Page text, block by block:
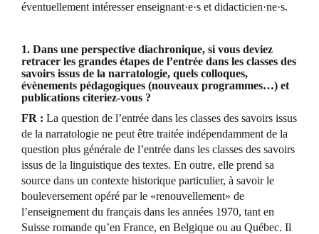
éventuellement intéresser enseignant·e·s et didacticien·ne·s.
1. Dans une perspective diachronique, si vous deviez
retracer les grandes étapes de l’entrée dans les classes des
savoirs issus de la narratologie, quels colloques,
évènements pédagogiques (nouveaux programmes…) et
publications citeriez-vous ?
FR : La question de l’entrée dans les classes des savoirs issus
de la narratologie ne peut être traitée indépendamment de la
question plus générale de l’entrée dans les classes des savoirs
issus de la linguistique des textes. En outre, elle prend sa
source dans un contexte historique particulier, à savoir le
bouleversement opéré par le «renouvellement» de
l’enseignement du français dans les années 1970, tant en
Suisse romande qu’en France, en Belgique ou au Québec. Il